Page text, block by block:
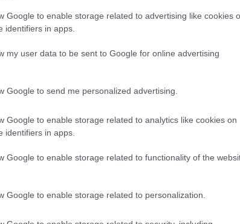
Google to enable storage related to advertising like cookies
identifiers in apps.
my user data to be sent to Google for online advertising
Google to send me personalized advertising.
Google to enable storage related to analytics like cookies on
identifiers in apps.
Google to enable storage related to functionality of the
Google to enable storage related to personalization.